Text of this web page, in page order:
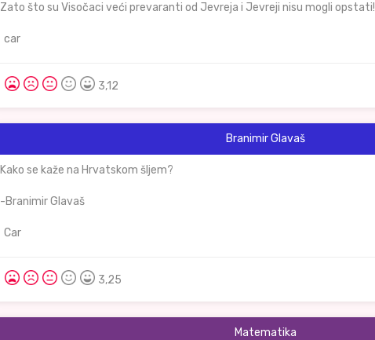
Zato što su Visočaci veći prevaranti od Jevreja i Jevreji nisu mogli opstati!
car
3,12
Branimir Glavaš
Kako se kaže na Hrvatskom šljem?
-Branimir Glavaš
Car
3,25
Matematika